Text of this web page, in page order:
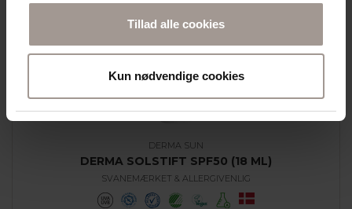
Tillad alle cookies
Kun nødvendige cookies
DERMA SUN
DERMA SOLSTIFT SPF50 (18 ML)
SVANEMÆRKET & ALLERGIVENLIG